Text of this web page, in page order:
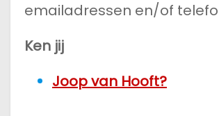
emailadressen en/of
Ken jij
Joop van Hooft?